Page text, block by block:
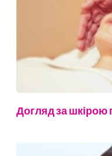
Догляд за шкірою